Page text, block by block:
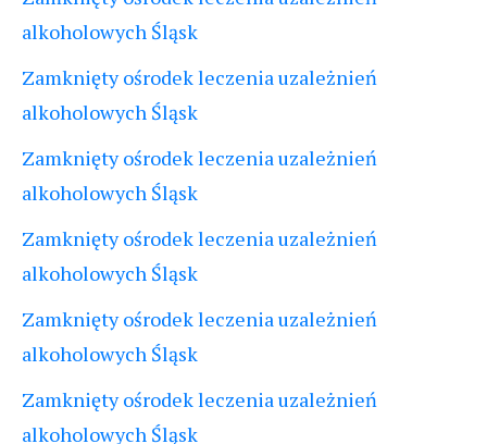
alkoholowych Śląsk
Zamknięty ośrodek leczenia uzależnień
alkoholowych Śląsk
Zamknięty ośrodek leczenia uzależnień
alkoholowych Śląsk
Zamknięty ośrodek leczenia uzależnień
alkoholowych Śląsk
Zamknięty ośrodek leczenia uzależnień
alkoholowych Śląsk
Zamknięty ośrodek leczenia uzależnień
alkoholowych Śląsk